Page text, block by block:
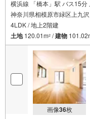
横浜線 「橋本」駅 バス15
神奈川県相模原市緑区上九沢
4LDK / 地上2階建
土地120.01m2 /建物
画像36枚